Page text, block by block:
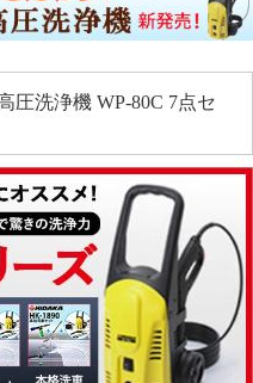
圧洗浄機 WP-80C 7点セ